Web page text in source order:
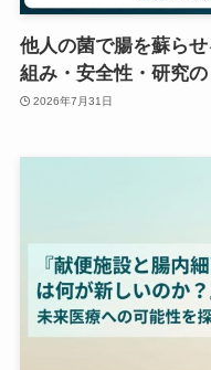
他人の菌で腸を蘇ら
組み・安全性・研究
2026年7月31日